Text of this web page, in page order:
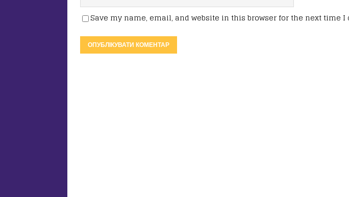
Save my name, email, and website in this browser for the next time I